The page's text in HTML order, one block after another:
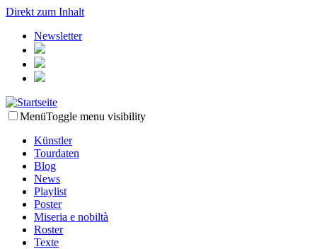
Direkt zum Inhalt
Newsletter
MenüToggle menu visibility
Künstler
Tourdaten
Blog
News
Playlist
Poster
Miseria e nobiltà
Roster
Texte